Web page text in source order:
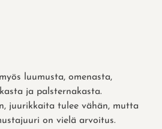
luumusta, omenasta,
ja palsternakasta.
juurikkaita tulee vähän, mutta
on vielä arvoitus.